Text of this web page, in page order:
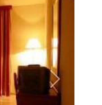
Weiter